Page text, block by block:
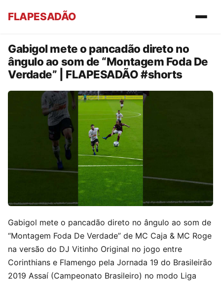
FLAPESADÃO
Gabigol mete o pancadão direto no
ângulo ao som de “Montagem Foda De
Verdade” | FLAPESADÃO #shorts
Gabigol mete o pancadão direto no ângulo ao som de
“Montagem Foda De Verdade” de MC Caja & MC Roge
na versão do DJ Vitinho Original no jogo entre
Corinthians e Flamengo pela Jornada 19 do Brasileirão
2019 Assaí (Campeonato Brasileiro) no modo Liga